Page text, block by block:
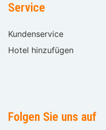
Service
Kundenservice
Hotel hinzufügen
Folgen Sie uns auf